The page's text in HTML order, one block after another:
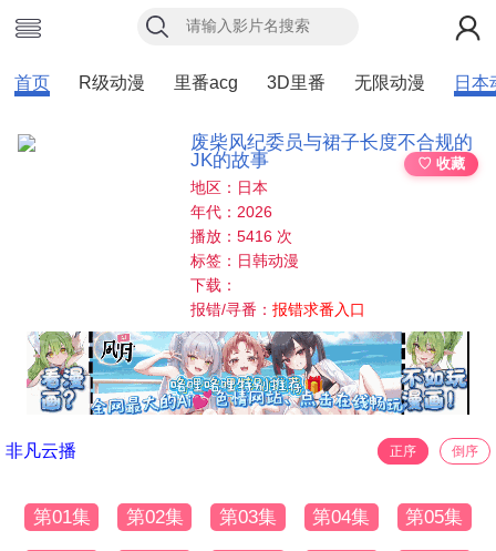
首页 R级动漫 里番acg 3D里番 无限动漫 日本
废柴风纪委员与裙子长度不合规的
JK的故事
♡ 收藏
地区：日本
年代：2026
播放：5416 次
标签：日韩动漫
下载：
报错/寻番：报错求番入口
非凡云播 正序 倒序
第01集 第02集 第03集 第04集 第05集